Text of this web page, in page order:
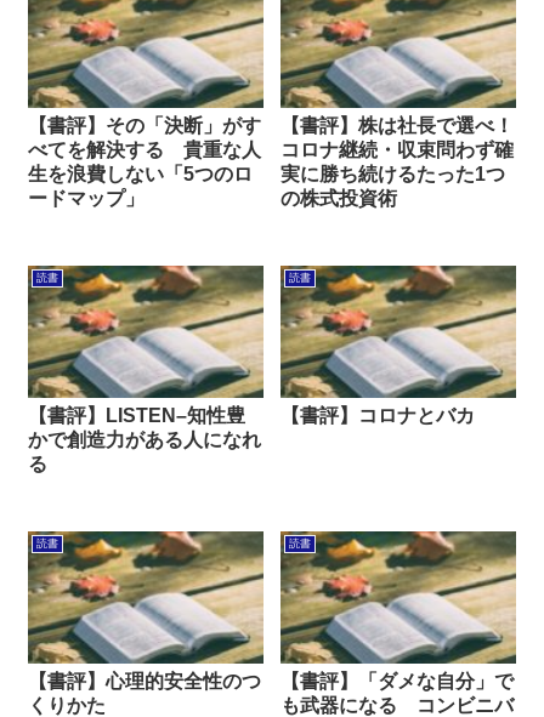
【書評】その「決断」がす
べてを解決する 貴重な人
生を浪費しない「5つのロ
ードマップ」
【書評】株は社長で選べ！
コロナ継続・収束問わず確
実に勝ち続けるたった1つ
の株式投資術
読書
【書評】LISTEN–知性豊
かで創造力がある人になれ
る
読書
【書評】コロナとバカ
読書
【書評】心理的安全性のつ
くりかた
読書
【書評】「ダメな自分」で
も武器になる コンビニバ